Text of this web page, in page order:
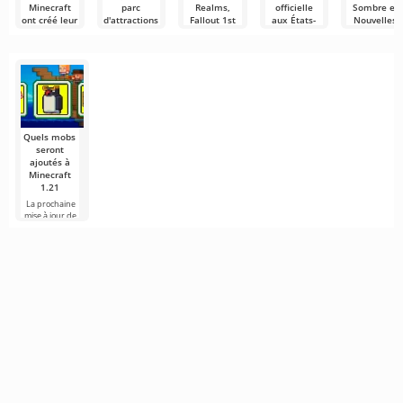
Minecraft
ont créé leur
Micro World
Deux des plus
grands bacs à
sable de notre
époque
parc
d'attractions
Realms,
Fallout 1st
officielle
aux États-
Sombre et
Nouvelles
Quels mobs
seront
ajoutés à
Minecraft
1.21
La prochaine
mise à jour de